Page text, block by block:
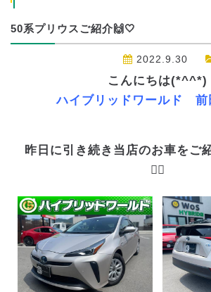
50系プリウスご紹介🙌🤍
2022.9.30
こんにちは(*^^*)
ハイブリッドワールド 前
昨日に引き続き当店のお車をご
🙋‍♀️